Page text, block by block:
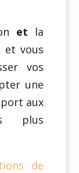
et la
et vous
vos
une
aux
plus
de